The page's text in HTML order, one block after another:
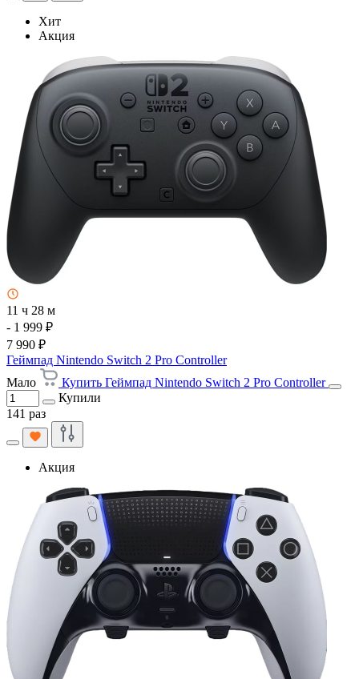
Хит
Акция
11 ч 28 м
- 1 999 ₽
7 990 ₽
Геймпад Nintendo Switch 2 Pro Controller
Мало
Купить Геймпад Nintendo Switch 2 Pro Controller
Купили
141 раз
Акция